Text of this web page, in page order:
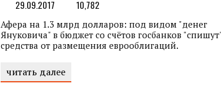
29.09.2017 10,782
Афера на 1.3 млрд долларов: под видом "денег
Януковича" в бюджет со счётов госбанков
средства от размещения еврооблигаций.
читать далее